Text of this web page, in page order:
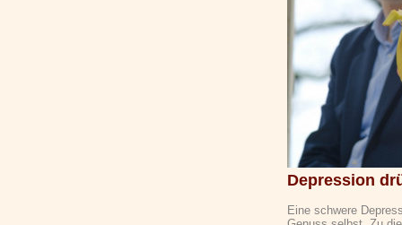
Depression
Eine schwere